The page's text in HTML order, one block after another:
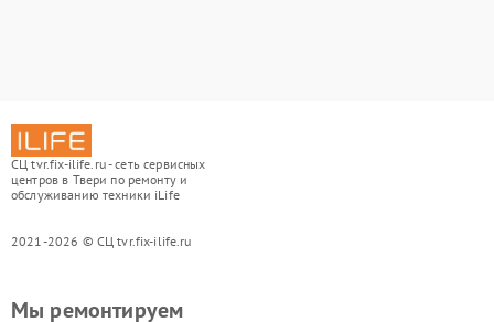
СЦ tvr.fix-ilife.ru - сеть сервисных
центров в Твери по ремонту и
обслуживанию техники iLife
2021-2026 © СЦ tvr.fix-ilife.ru
Мы ремонтируем